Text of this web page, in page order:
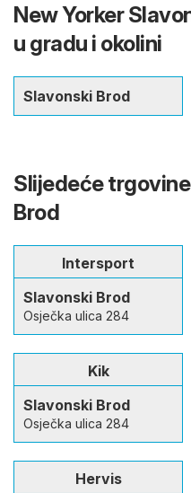
New Yorker
u gradu i okolini
Slavonski Brod
Slijedeće
Brod
Intersport
Slavonski Brod
Osječka ulica 284
Kik
Slavonski Brod
Osječka ulica 284
Hervis